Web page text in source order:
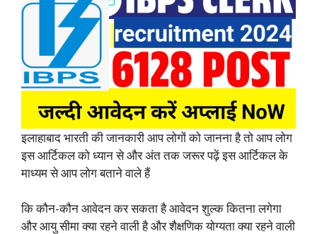
इलाहाबाद भारती की जानकारी आप लोगों को जानना है तो आप लोग
इस आर्टिकल को ध्यान से और अंत तक जरूर पढ़ें इस आर्टिकल के
माध्यम से आप लोग बताने वाले हैं
कि कौन-कौन आवेदन कर सकता है आवेदन शुल्क कितना लगेगा
और आयु सीमा क्या रहने वाली है और शैक्षणिक योग्यता क्या रहने वाली